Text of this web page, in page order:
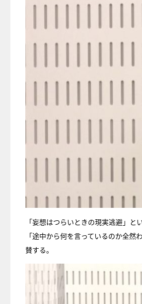
「妄想はつらいときの現実逃避」
「途中から何を言っているのか全
賛する。